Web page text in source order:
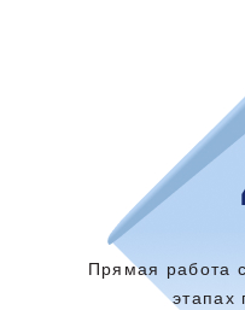
Прямая работа
этапах